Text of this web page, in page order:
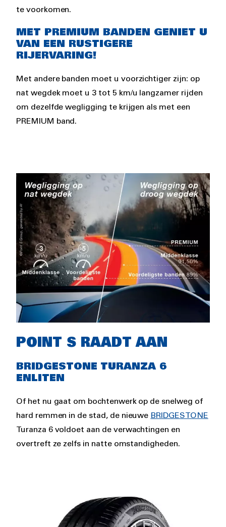
te voorkomen.
MET PREMIUM BANDEN GENIET U
VAN EEN RUSTIGERE
RIJERVARING!
Met andere banden moet u voorzichtiger zijn: op
nat wegdek moet u 3 tot 5 km/u langzamer rijden
om dezelfde wegligging te krijgen als met een
PREMIUM band.
Rich
text
POINT S RAADT AAN
BRIDGESTONE TURANZA 6
ENLITEN
Of het nu gaat om bochtenwerk op de snelweg of
hard remmen in de stad, de nieuwe BRIDGESTONE
Turanza 6 voldoet aan de verwachtingen en
overtreft ze zelfs in natte omstandigheden.